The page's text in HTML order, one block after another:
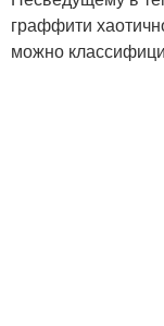
граффити
можно